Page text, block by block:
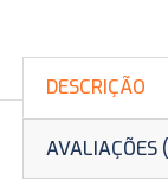
DESCRIÇÃO
AVALIAÇÕES